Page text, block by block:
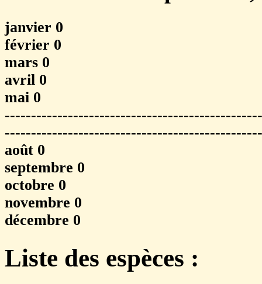
janvier 0
février 0
mars 0
avril 0
mai 0
août 0
septembre 0
octobre 0
novembre 0
décembre 0
Liste des espèces :